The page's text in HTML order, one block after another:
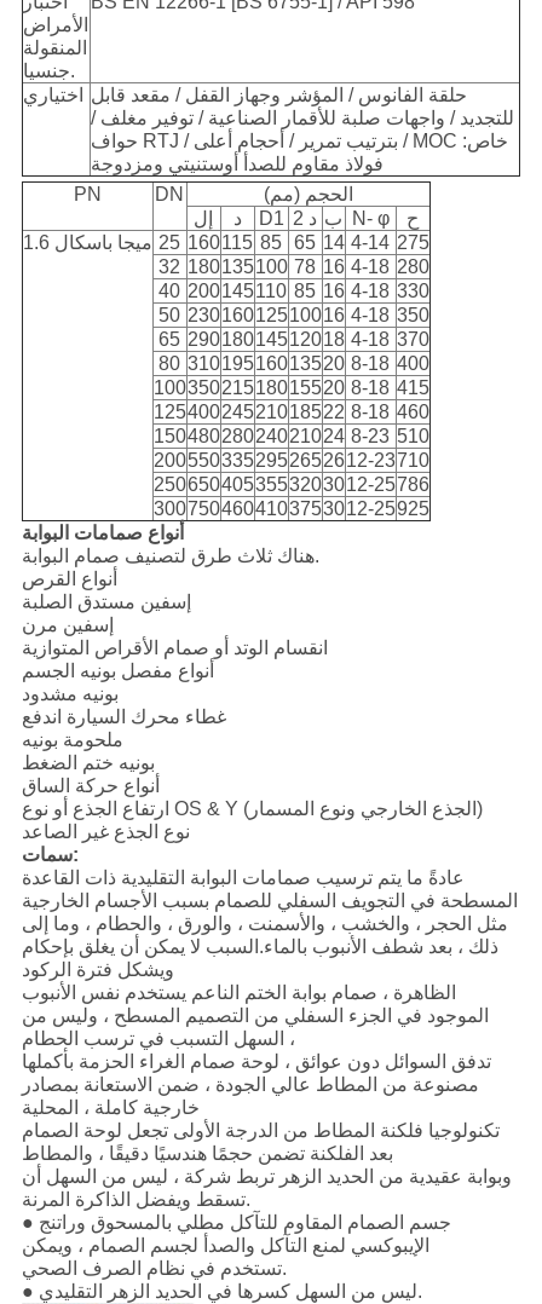
الأمراض
المنقولة
جنسيا.
اختياري
حلقة الفانوس / المؤشر وجهاز القفل / مقعد قابل
للتجديد / واجهات صلبة للأقمار الصناعية / توفير مغلف /
حواف RTJ / بترتيب تمرير / أحجام أعلى / MOC خاص:
فولاذ مقاوم للصدأ أوستنيتي ومزدوجة
PN
DN
الحجم (مم)
إل
د D1 د 2 ب N- φ
ح
1.6 ميجا باسكال 25 160115 85 65 14 4-14 275
32 180135100 78 16 4-18 280
40 200145110 85 16 4-18 330
50 23016012510016 4-18 350
65 29018014512018 4-18 370
80 31019516013520 8-18 400
10035021518015520 8-18 415
12540024521018522 8-18 460
15048028024021024 8-23 510
2005503352952652612-23710
2506504053553203012-25786
3007504604103753012-25925
أنواع صمامات البوابة
هناك ثلاث طرق لتصنيف صمام البوابة.
أنواع القرص
إسفين مستدق الصلبة
إسفين مرن
انقسام الوتد أو صمام الأقراص المتوازية
أنواع مفصل بونيه الجسم
بونيه مشدود
غطاء محرك السيارة اندفع
ملحومة بونيه
بونيه ختم الضغط
أنواع حركة الساق
ارتفاع الجذع أو نوع OS & Y (الجذع الخارجي ونوع المسمار)
نوع الجذع غير الصاعد
سمات:
عادةً ما يتم ترسيب صمامات البوابة التقليدية ذات القاعدة
المسطحة في التجويف السفلي للصمام بسبب الأجسام الخارجية
مثل الحجر ، والخشب ، والأسمنت ، والورق ، والحطام ، وما إلى
ذلك ، بعد شطف الأنبوب بالماء.السبب لا يمكن أن يغلق بإحكام
ويشكل فترة الركود
الظاهرة ، صمام بوابة الختم الناعم يستخدم نفس الأنبوب
الموجود في الجزء السفلي من التصميم المسطح ، وليس من
السهل التسبب في ترسب الحطام ،
تدفق السوائل دون عوائق ، لوحة صمام الغراء الحزمة بأكملها
مصنوعة من المطاط عالي الجودة ، ضمن الاستعانة بمصادر
خارجية كاملة ، المحلية
تكنولوجيا فلكنة المطاط من الدرجة الأولى تجعل لوحة الصمام
بعد الفلكنة تضمن حجمًا هندسيًا دقيقًا ، والمطاط
وبوابة عقيدية من الحديد الزهر تربط شركة ، ليس من السهل أن
تسقط ويفضل الذاكرة المرنة.
● جسم الصمام المقاوم للتآكل مطلي بالمسحوق وراتنج
الإيبوكسي لمنع التآكل والصدأ لجسم الصمام ، ويمكن
تستخدم في نظام الصرف الصحي.
● ليس من السهل كسرها في الحديد الزهر التقليدي.